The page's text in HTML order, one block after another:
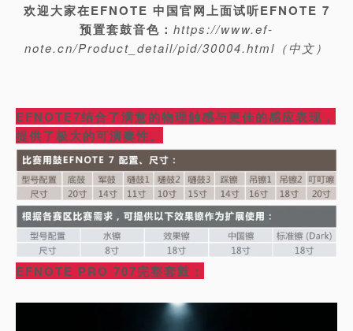
欢迎大家在EFNOTE 中国官网上面试听EFNOTE 7
预置套鼓音色： https://www.ef-
note.cn/Product_detail/pid/30004.html（中文）
EFNOTE7结合了满意的物理触感与更佳的感应表现，
提供了极大的可演奏性。
EFNOTE PRO 707完整套鼓：